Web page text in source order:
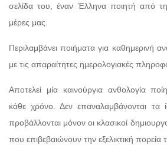
σελίδα του, έναν Έλληνα ποιητή από
μέρες μας.
Περιλαμβάνει ποιήματα για καθημερινή
με τις απαραίτητες ημερολογιακές
Αποτελεί μία καινούργια ανθολογία
κάθε χρόνο. Δεν επαναλαμβάνονται τα
προβάλλονται μόνον οι κλασικοί
που επιβεβαιώνουν την εξελικτική πορεία